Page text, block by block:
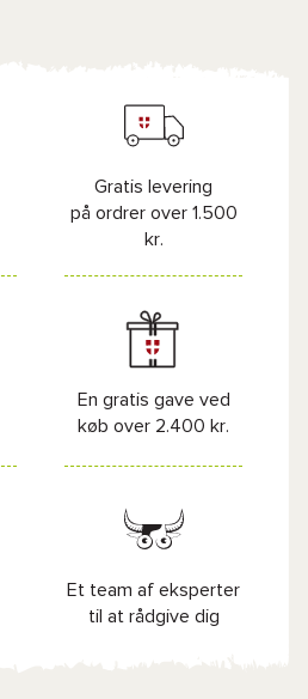
Gratis levering
på ordrer over 1.500
kr.
En gratis gave ved
køb over 2.400 kr.
Et team af eksperter
til at rådgive dig